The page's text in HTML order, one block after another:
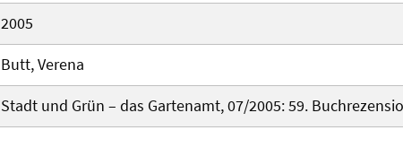
2005
Butt, Verena
Stadt und Grün – das Gartenamt, 07/2005: 59.